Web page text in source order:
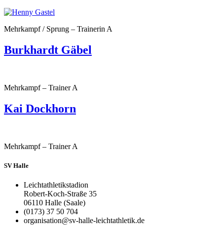
Mehrkampf / Sprung – Trainerin A
Burkhardt Gäbel
Mehrkampf – Trainer A
Kai Dockhorn
Mehrkampf – Trainer A
SV Halle
Leichtathletikstadion
Robert-Koch-Straße 35
06110 Halle (Saale)
(0173) 37 50 704
organisation@sv-halle-leichtathletik.de